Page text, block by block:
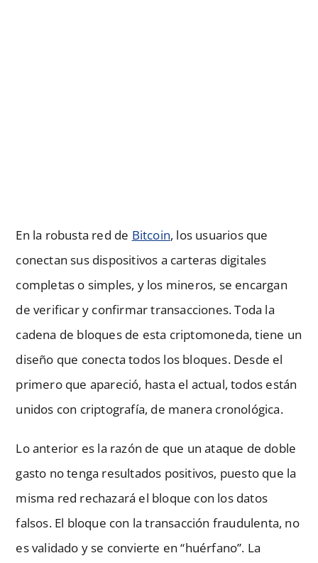
En la robusta red de Bitcoin, los usuarios que
conectan sus dispositivos a carteras digitales
completas o simples, y los mineros, se encargan
de verificar y confirmar transacciones. Toda la
cadena de bloques de esta criptomoneda, tiene un
diseño que conecta todos los bloques. Desde el
primero que apareció, hasta el actual, todos están
unidos con criptografía, de manera cronológica.
Lo anterior es la razón de que un ataque de doble
gasto no tenga resultados positivos, puesto que la
misma red rechazará el bloque con los datos
falsos. El bloque con la transacción fraudulenta, no
es validado y se convierte en “huérfano”. La